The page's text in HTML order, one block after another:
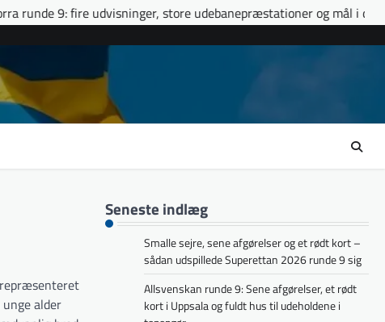
udvisninger, store udebanepræstationer og mål i de døende
alder
Seneste indlæg
Smalle sejre, sene afgørelser og et rødt kort –
sådan udspillede Superettan 2026 runde 9 sig
Allsvenskan runde 9: Sene afgørelser, et rødt
kort i Uppsala og fuldt hus til udeholdene i